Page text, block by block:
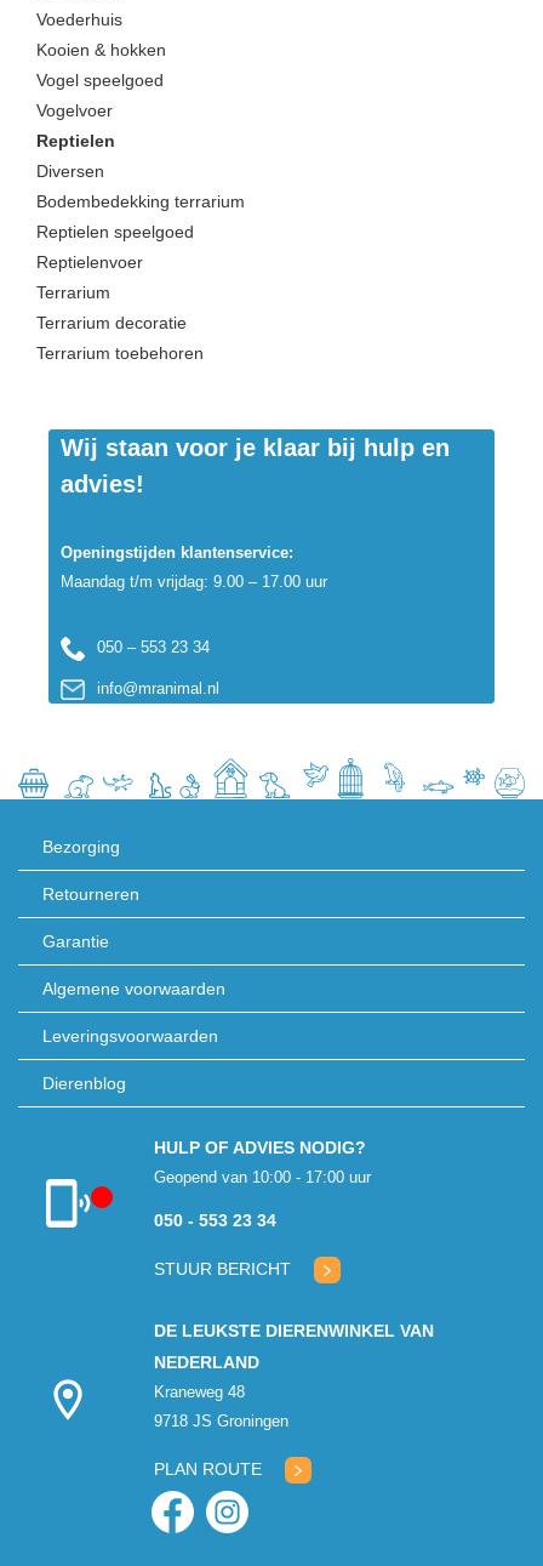
Voederhuis
Kooien & hokken
Vogel speelgoed
Vogelvoer
Reptielen
Diversen
Bodembedekking terrarium
Reptielen speelgoed
Reptielenvoer
Terrarium
Terrarium decoratie
Terrarium toebehoren
Wij staan voor je klaar bij hulp en
advies!
Openingstijden klantenservice:
Maandag t/m vrijdag: 9.00 – 17.00 uur
050 – 553 23 34
info@mranimal.nl
Bezorging
Retourneren
Garantie
Algemene voorwaarden
Leveringsvoorwaarden
Dierenblog
Klantenservice
HULP OF ADVIES NODIG?
Geopend van 10:00 - 17:00 uur
050 - 553 23 34
STUUR BERICHT
DE LEUKSTE DIERENWINKEL VAN
NEDERLAND
Kraneweg 48
9718 JS Groningen
PLAN ROUTE